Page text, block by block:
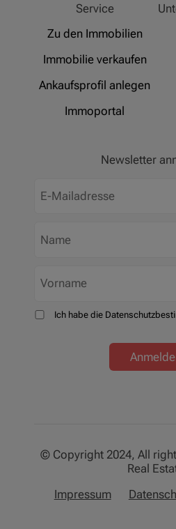
Service
Zu den Immobilien
Immobilie verkaufen
Ankaufsprofil anlegen
Immoportal
Newsletter
Ich habe die
© Copyright 2024, All
Real
Impressum